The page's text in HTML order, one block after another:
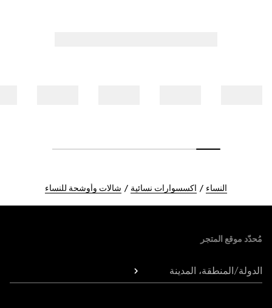
النساء اكسسوارات نسائية شالات وأوشحة للنساء
مُحدّد موقع المتجر
الدولة/المنطقة، المدينة